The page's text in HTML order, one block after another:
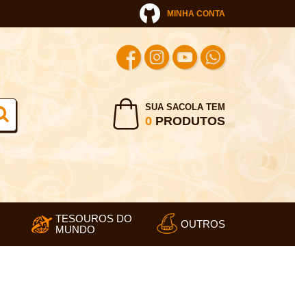
MINHA CONTA
SUA SACOLA TEM
0PRODUTOS
TESOUROS DO
MUNDO
OUTROS